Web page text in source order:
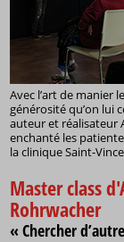
Avec l’art de manier
générosité qu’on lui
auteur et réalisateur
enchanté les
la clinique Saint-
Master class
Rohrwacher
« Chercher